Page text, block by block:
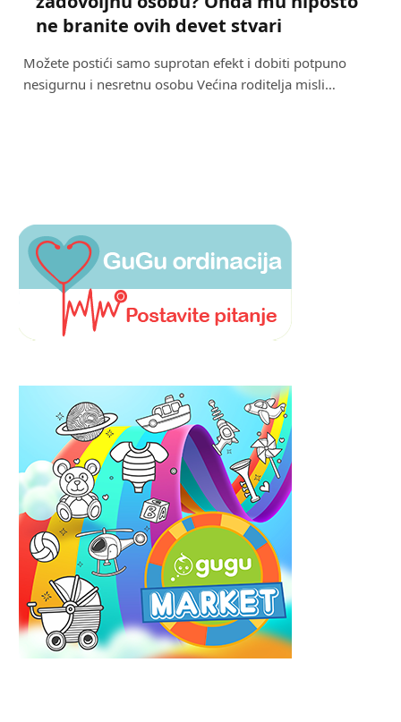
ne branite ovih devet stvari
Možete postići samo suprotan efekt i dobiti potpuno
nesigurnu i nesretnu osobu Većina roditelja misli…